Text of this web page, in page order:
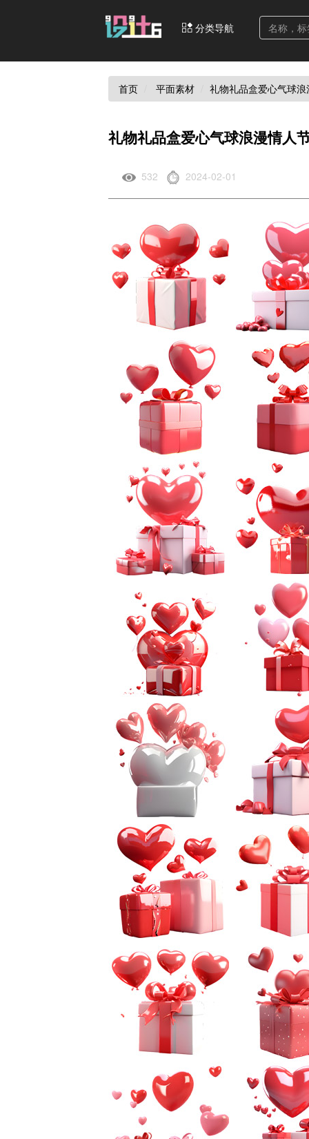
分类导航
首页 平面素材 礼物礼品盒爱心气球
礼物礼品盒爱心气球浪漫情人
532 2024-02-01